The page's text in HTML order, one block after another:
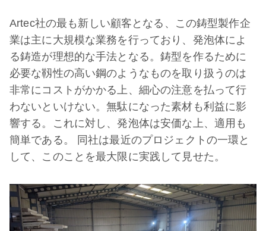
Artec社の最も新しい顧客となる、この鋳型製作企
業は主に大規模な業務を行っており、発泡体によ
る鋳造が理想的な手法となる。鋳型を作るために
必要な靱性の高い鋼のようなものを取り扱うのは
非常にコストがかかる上、細心の注意を払って行
わないといけない。無駄になった素材も利益に影
響する。これに対し、発泡体は安価な上、適用も
簡単である。 同社は最近のプロジェクトの一環と
して、このことを最大限に実践して見せた。